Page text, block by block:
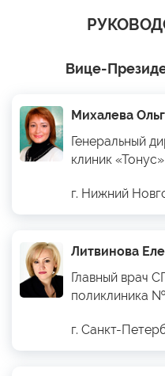
Вице-
Михалева
Генеральный
клиник «Тонус»
г. Нижний
Литвинова
Главный врач
поликлиника
г. Санкт-